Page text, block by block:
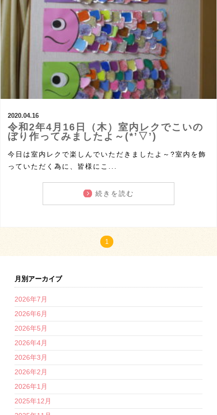
2020.04.16
令和2年4月16日（木）室内レクでこいの
ぼり作ってみましたよ～(*’▽’)
今日は室内レクで楽しんでいただきましたよ～?室内を飾
っていただく為に、皆様にこ...
続きを読む
1
月別アーカイブ
2026年7月
2026年6月
2026年5月
2026年4月
2026年3月
2026年2月
2026年1月
2025年12月